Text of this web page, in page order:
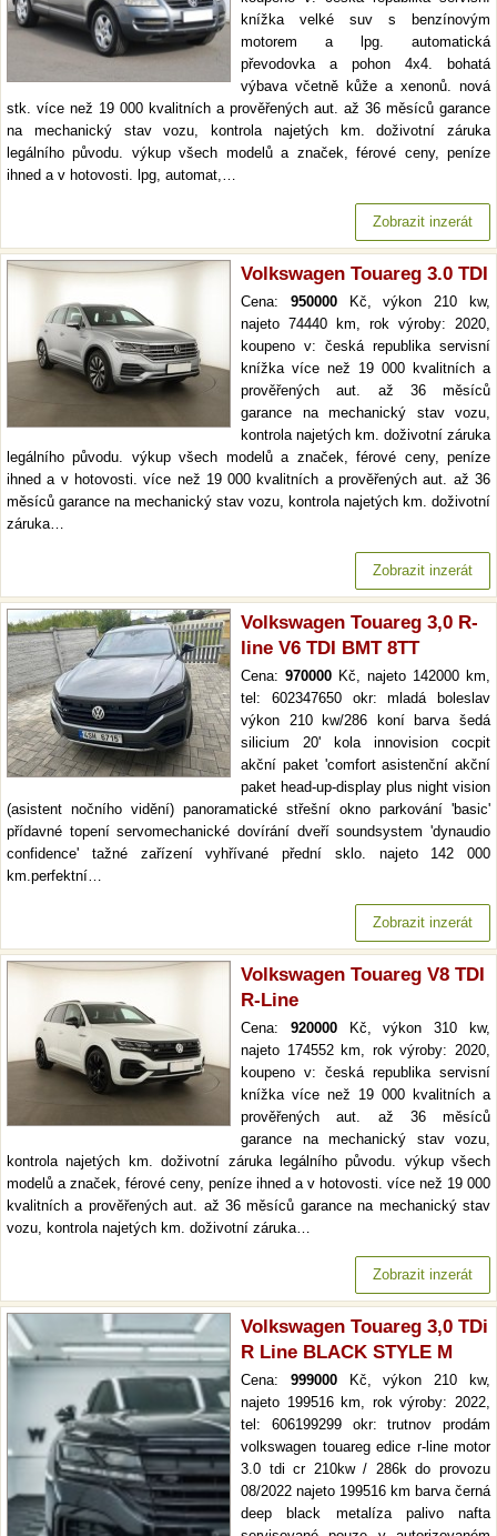
knížka velké suv s benzínovým
motorem a lpg. automatická
převodovka a pohon 4x4. bohatá
výbava včetně kůže a xenonů. nová
stk. více než 19 000 kvalitních a prověřených aut. až 36 měsíců garance
na mechanický stav vozu, kontrola najetých km. doživotní záruka
legálního původu. výkup všech modelů a značek, férové ceny, peníze
ihned a v hotovosti. lpg, automat,…
Zobrazit inzerát
Volkswagen Touareg 3.0 TDI
Cena: 950000Kč, výkon 210 kw,
najeto 74440 km, rok výroby: 2020,
koupeno v: česká republika servisní
knížka více než 19 000 kvalitních a
prověřených aut. až 36 měsíců
garance na mechanický stav vozu,
kontrola najetých km. doživotní záruka
legálního původu. výkup všech modelů a značek, férové ceny, peníze
ihned a v hotovosti. více než 19 000 kvalitních a prověřených aut. až 36
měsíců garance na mechanický stav vozu, kontrola najetých km. doživotní
záruka…
Zobrazit inzerát
Volkswagen Touareg 3,0 R-
line V6 TDI BMT 8TT
Cena: 970000 Kč, najeto 142000 km,
tel: 602347650 okr: mladá boleslav
výkon 210 kw/286 koní barva šedá
silicium 20' kola innovision cocpit
akční paket 'comfort asistenční akční
paket head-up-display plus night vision
(asistent nočního vidění) panoramatické střešní okno parkování 'basic'
přídavné topení servomechanické dovírání dveří soundsystem 'dynaudio
confidence' tažné zařízení vyhřívané přední sklo. najeto 142 000
km.perfektní…
Zobrazit inzerát
Volkswagen Touareg V8 TDI
R-Line
Cena: 920000Kč, výkon 310 kw,
najeto 174552 km, rok výroby: 2020,
koupeno v: česká republika servisní
knížka více než 19 000 kvalitních a
prověřených aut. až 36 měsíců
garance na mechanický stav vozu,
kontrola najetých km. doživotní záruka legálního původu. výkup všech
modelů a značek, férové ceny, peníze ihned a v hotovosti. více než 19 000
kvalitních a prověřených aut. až 36 měsíců garance na mechanický stav
vozu, kontrola najetých km. doživotní záruka…
Zobrazit inzerát
Volkswagen Touareg 3,0 TDi
R Line BLACK STYLE M
Cena: 999000Kč, výkon 210 kw,
najeto 199516 km, rok výroby: 2022,
tel: 606199299 okr: trutnov prodám
volkswagen touareg edice r-line motor
3.0 tdi cr 210kw / 286k do provozu
08/2022 najeto 199516 km barva černá
deep black metalíza palivo nafta